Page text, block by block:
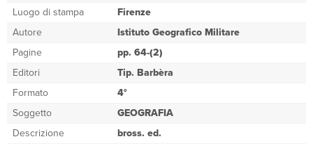
Luogo di stampa
Firenze
Autore
Istituto Geografico Militare
Pagine
pp. 64-(2)
Editori
Tip. Barbèra
Formato
4°
Soggetto
GEOGRAFIA
Descrizione
bross. ed.